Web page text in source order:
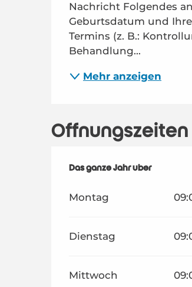
Nachricht Folgendes
Geburtsdatum und
Termins (z. B.:
Behandlung...
Mehr anzeigen
Öffnungszeiten
Das ganze Jahr über
Das ganze Jahr über
Montag
Dienstag
Mittwoch